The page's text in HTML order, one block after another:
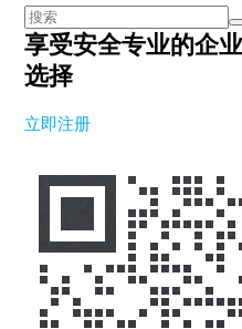
享受安全专业的企
选择
立即注册